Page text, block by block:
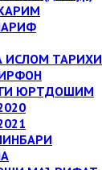
ИСЛОМ ТАРИХИ
ЮРТДОШИМ